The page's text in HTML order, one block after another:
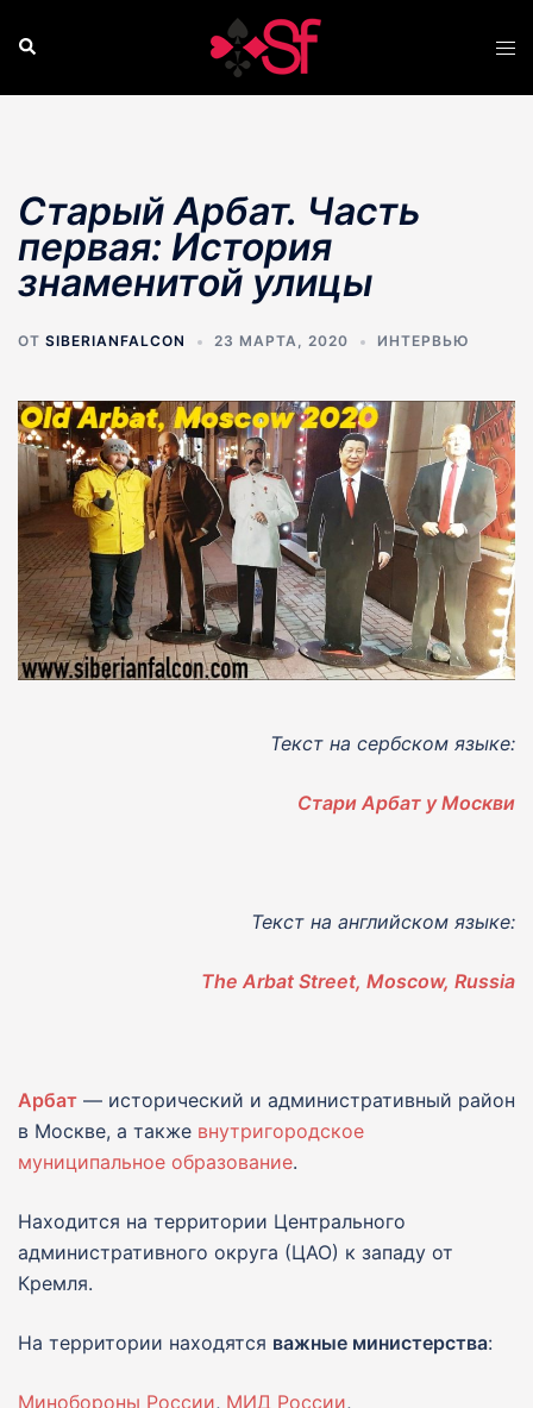
Поиск
Старый Арбат. Часть
первая: История
знаменитой улицы
ОТ SIBERIANFALCON 23 МАРТА, 2020 ИНТЕРВЬЮ
Текст на сербском языке:
Стари Арбат у Москви
Текст на английском языке:
The Arbat Street, Moscow, Russia
Арбат — исторический и административный район
в Москве, а также внутригородское
муниципальное образование.
Находится на территории Центрального
административного округа (ЦАО) к западу от
Кремля.
На территории находятся важные министерства:
Минобороны России, МИД России,